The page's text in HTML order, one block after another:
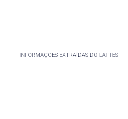
INFORMAÇÕES EXTRAÍDAS DO LATTES